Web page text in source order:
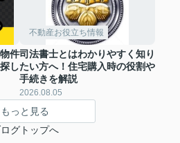
件
し
不動産お役立ち情報
司法書士とはわかりやすく知り
たい方へ！住宅購入時の役割や
手続きを解説
2026.08.05
もっと見る
グトップへ